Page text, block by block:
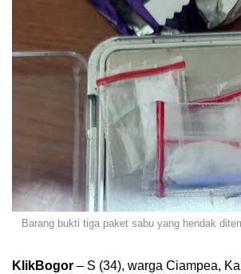
Barang bukti tiga paket sabu yang hendak
KlikBogor – S (34), warga Ciampea,